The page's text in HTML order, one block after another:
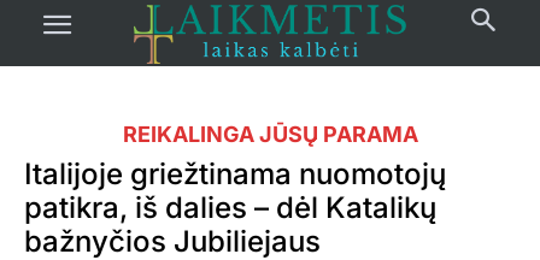
REIKALINGA JŪSŲ PARAMA
Italijoje griežtinama nuomotojų
patikra, iš dalies – dėl Katalikų
bažnyčios Jubiliejaus